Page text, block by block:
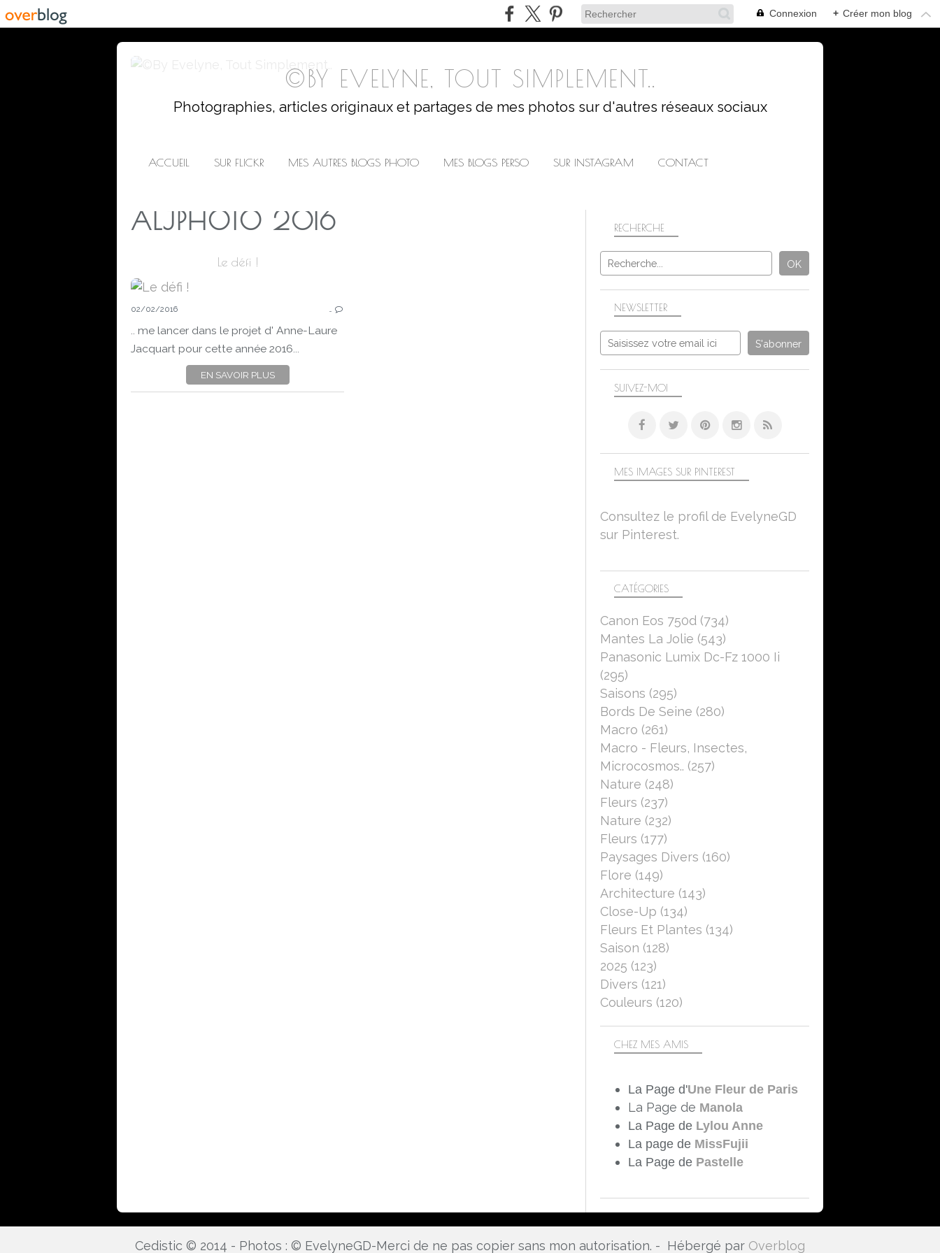
Connexion + Créer mon blog
©BY EVELYNE, TOUT SIMPLEMENT..
Photographies, articles originaux et partages de mes photos sur d'autres réseaux sociaux
ACCUEIL SUR FLICKR MES AUTRES BLOGS PHOTO MES BLOGS PERSO SUR INSTAGRAM CONTACT
ALJPHOTO 2016
Le défi !
02/02/2016 …
.. me lancer dans le projet d' Anne-Laure
Jacquart pour cette année 2016...
EN SAVOIR PLUS
NEWSLETTER
SUIVEZ-MOI
RECHERCHE
CATÉGORIES
Canon Eos 750d (734)
Mantes La Jolie (543)
Panasonic Lumix Dc-Fz 1000 Ii
(295)
Saisons (295)
Bords De Seine (280)
Macro (261)
Macro - Fleurs, Insectes,
Microcosmos.. (257)
Nature (248)
Fleurs (237)
Nature (232)
Fleurs (177)
Paysages Divers (160)
Flore (149)
Architecture (143)
Close-Up (134)
Fleurs Et Plantes (134)
Saison (128)
2025 (123)
Divers (121)
Couleurs (120)
MES IMAGES SUR PINTEREST
Consultez le profil de EvelyneGD
sur Pinterest.
CHEZ MES AMIS
La Page d'Une Fleur de Paris
La Page de Manola
La Page de Lylou Anne
La page de MissFujii
La Page de Pastelle
Cedistic © 2014 - Photos : © EvelyneGD-Merci de ne pas copier sans mon autorisation. - Hébergé par Overblog